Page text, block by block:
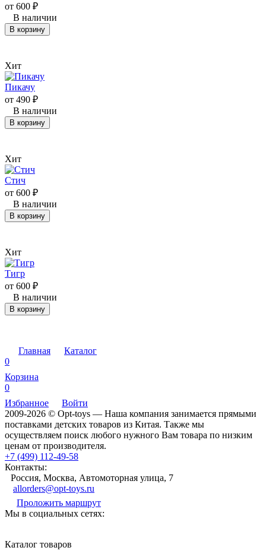
от 600 ₽
В наличии
В корзину
Хит
Пикачу
от 490 ₽
В наличии
В корзину
Хит
Стич
от 600 ₽
В наличии
В корзину
Хит
Тигр
от 600 ₽
В наличии
В корзину
Главная
Каталог
0
Корзина
0
Избранное
Войти
2009-2026 © Opt-toys — Наша компания занимается прямыми
поставками детских товаров из Китая. Также мы
осуществляем поиск любого нужного Вам товара по низким
ценам от производителя.
+7 (499) 112-49-58
Контакты:
Россия, Москва, Автомоторная улица, 7
allorders@opt-toys.ru
Проложить маршрут
Мы в социальных сетях:
Каталог товаров